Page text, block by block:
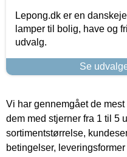
Lepong.dk er en
lamper til bolig, have og
udvalg.
Se
Vi har gennemgået de
dem med stjerner fra 1 til 5
sortimentstørrelse,
betingelser,